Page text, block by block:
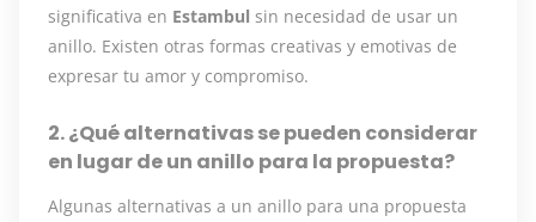
significativa en Estambul sin necesidad de usar un
anillo. Existen otras formas creativas y emotivas de
expresar tu amor y compromiso.
2. ¿Qué alternativas se pueden considerar
en lugar de un anillo para la propuesta?
Algunas alternativas a un anillo para una propuesta